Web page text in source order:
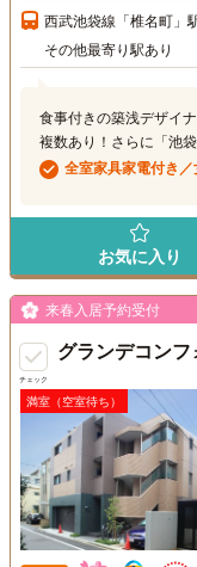
西武池袋線「椎名町」
その他最寄り駅あり
食事付きの築浅デザイ
複数あり！さらに「池
全室家具家電付き
お気に入り
チェック
来春入居予約受付
グランデコン
満室（空室待ち）